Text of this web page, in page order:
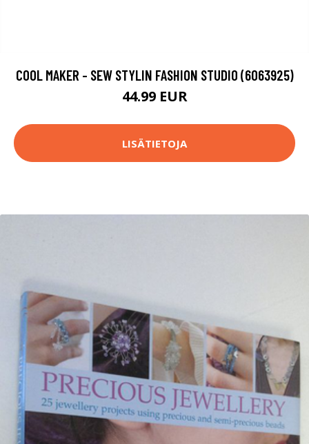
COOL MAKER - SEW STYLIN FASHION STUDIO (6063925)
44.99 EUR
LISÄTIETOJA